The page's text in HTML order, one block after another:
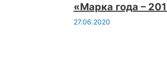
«Марка года –
27.06.2020